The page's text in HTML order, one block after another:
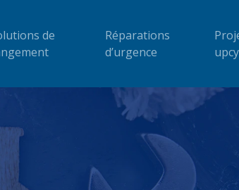
de
Réparations
d’urgence